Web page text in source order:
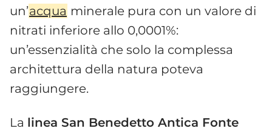
un’acqua minerale pura con un valore di
nitrati inferiore allo 0,0001%:
un’essenzialità che solo la complessa
architettura della natura poteva
raggiungere.
La linea San Benedetto Antica Fonte